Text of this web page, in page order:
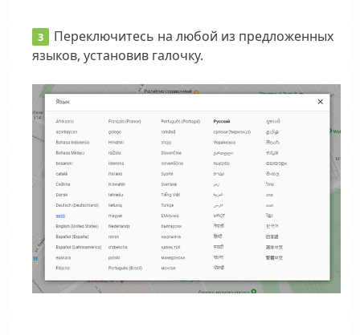
Переключитесь на любой из предложенных
языков, установив галочку.